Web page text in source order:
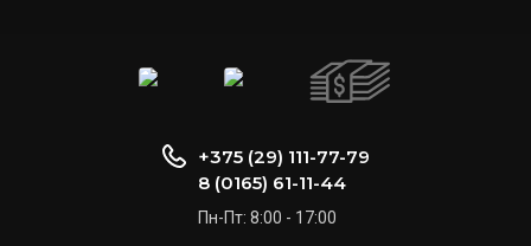
+375 (29) 111-77-79
8 (0165) 61-11-44
Пн-Пт: 8:00 - 17:00